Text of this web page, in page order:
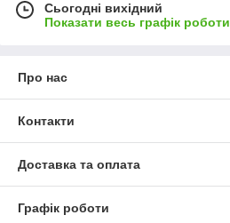
Сьогодні вихідний
Показати весь графік роботи
Про нас
Контакти
Доставка та оплата
Графік роботи